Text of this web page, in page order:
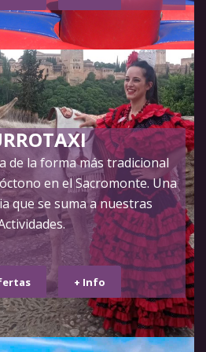
quieras todas las posibilidades. ¡Llama
despedidas de soltera
arrancó hace 4 años
meses en una empresa líder de
soltera en Granada, ofreciendo a
novedosos, dejando atrás la típica
en algo más que una cena-
originales y completas, por ello
locales, restaurantes, boys,
ciudad y al mejor equipo de
y pensando en los detalles, las
Granadatienen una magia y diversión
todo tipo deactividades para
, con los mejores precios que
de la forma más tradicional
en el Sacromonte. Una
que se suma a nuestras
+ Info